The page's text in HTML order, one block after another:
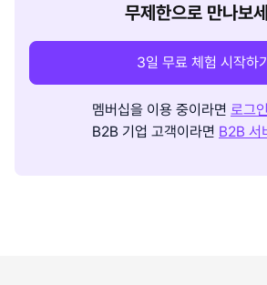
무제한으로 만나보
3일 무료 체험 시작하
멤버십을 이용 중이라면 로그
B2B 기업 고객이라면 B2B 서